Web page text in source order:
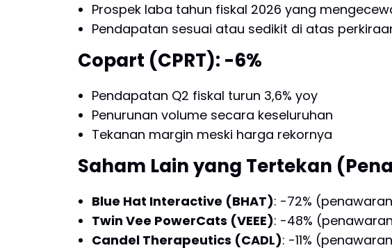
Prospek laba tahun fiskal 2026 yang
Pendapatan sesuai atau sedikit di atas
Copart (CPRT): -6%
Pendapatan Q2 fiskal turun 3,6% yoy
Penurunan volume secara keseluruhan
Tekanan margin meski harga rekornya
Saham Lain yang Tertekan
Blue Hat Interactive (BHAT): -72%
Twin Vee PowerCats (VEEE): -48%
Candel Therapeutics (CADL): -11%